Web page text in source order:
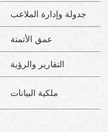
جدولة وإدارة الملاعب
عمق الأتمتة
التقارير والرؤية
ملكية البيانات